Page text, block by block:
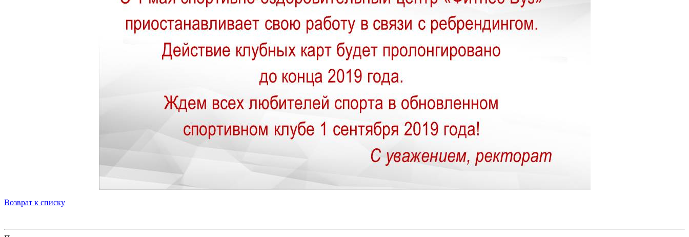
Возврат к списку